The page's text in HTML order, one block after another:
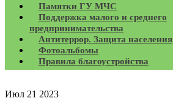
Памятки ГУ МЧС
Поддержка малого и среднего
предпринимательства
Антитеррор. Защита населения
Фотоальбомы
Правила благоустройства
Июл 21 2023